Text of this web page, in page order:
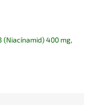
(Niacínamid) 400 mg,